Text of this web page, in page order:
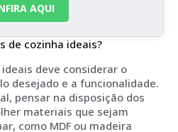
AQUI
de cozinha ideais?
deve considerar o
desejado e a funcionalidade.
pensar na disposição dos
materiais que sejam
como MDF ou madeira